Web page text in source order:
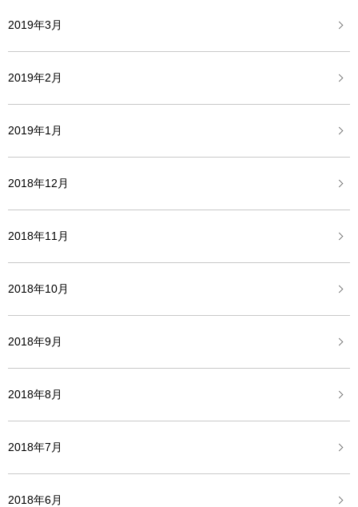
2019年3月
2019年2月
2019年1月
2018年12月
2018年11月
2018年10月
2018年9月
2018年8月
2018年7月
2018年6月